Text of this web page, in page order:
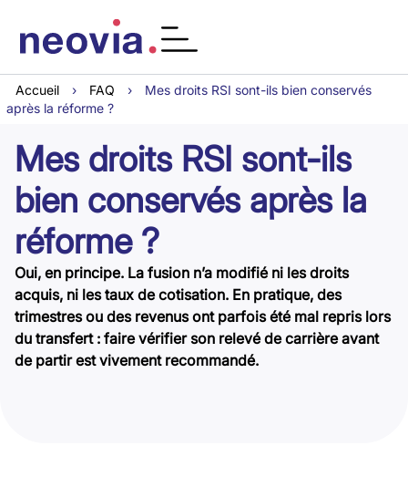
Accueil › FAQ ›
Mes droits RSI sont-ils bien conservés
après la réforme ?
Mes droits RSI sont-ils
bien conservés après la
réforme ?
Oui, en principe. La fusion n’a modifié ni les droits
acquis, ni les taux de cotisation. En pratique, des
trimestres ou des revenus ont parfois été mal repris lors
du transfert : faire vérifier son relevé de carrière avant
de partir est vivement recommandé.